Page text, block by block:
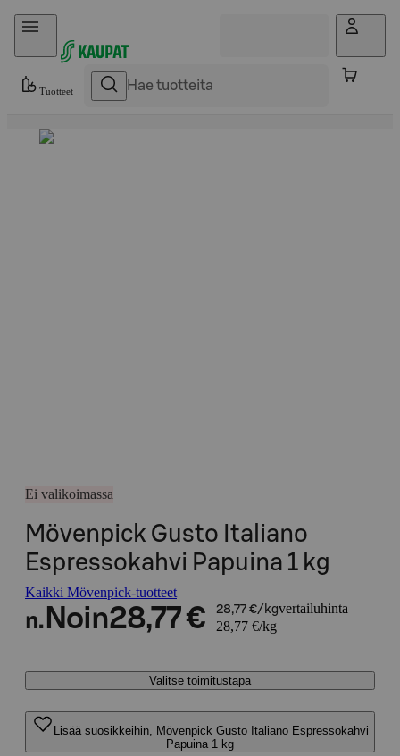
Hyppää sisältöön
Tuotteet
Ei valikoimassa
Mövenpick Gusto Italiano
Espressokahvi Papuina 1 kg
Kaikki Mövenpick-tuotteet
n. Noin28,77 € 28,77 €/kgvertailuhinta
28,77 €/kg
Valitse toimitustapa
Lisää suosikkeihin, Mövenpick Gusto Italiano Espressokahvi
Papuina 1 kg